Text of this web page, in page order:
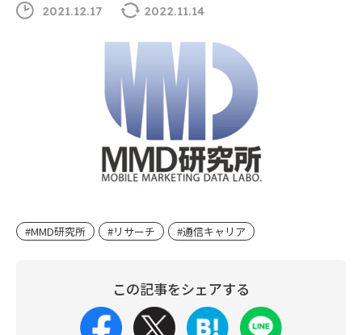
2021.12.17 2022.11.14
#MMD研究所 #リサーチ #通信キャリア
この記事をシェアする